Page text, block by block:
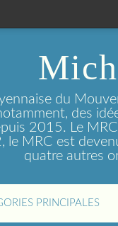
du
des
2015. Le
MRC est
quatre autres
PRINCIPALES